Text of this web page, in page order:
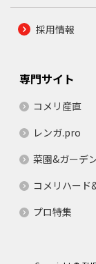
採用情報
専門サイト
コメリ産直
レンガ.pro
菜園&ガーデ
コメリハード
プロ特集